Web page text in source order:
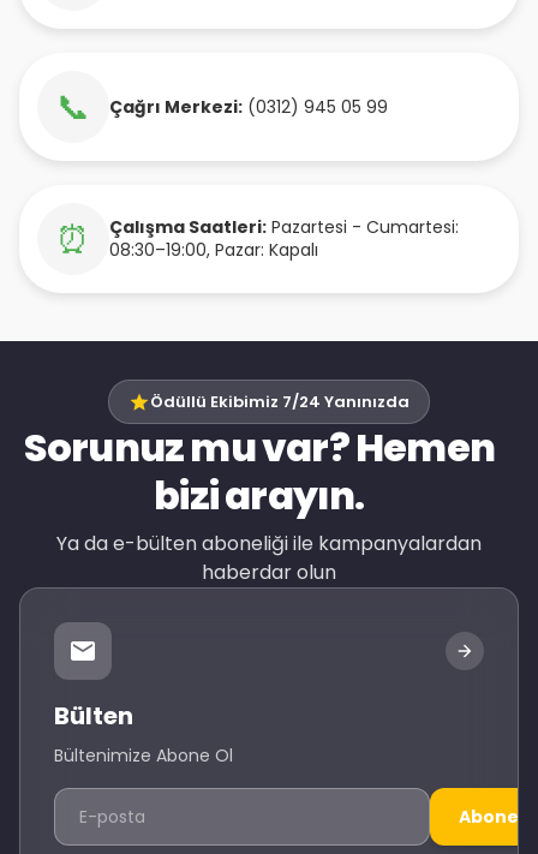
📞 Çağrı Merkezi: (0312) 945 05 99
⏰ Çalışma Saatleri: Pazartesi - Cumartesi:
08:30–19:00, Pazar: Kapalı
Ödüllü Ekibimiz 7/24 Yanınızda
Sorunuz mu var? Hemen
bizi arayın.
Ya da e-bülten aboneliği ile kampanyalardan
haberdar olun
Bülten
Bültenimize Abone Ol
Abone